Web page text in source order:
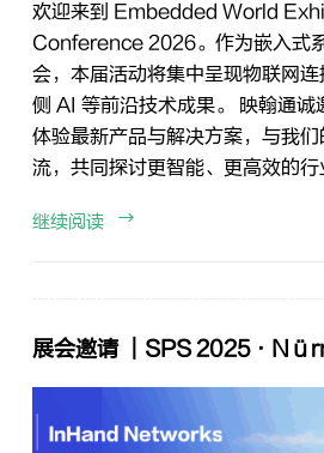
欢迎来到 Embedded World
Conference 2026。作为嵌入式
会，本届活动将集中呈现物联网
侧 AI 等前沿技术成果。 映翰通诚
体验最新产品与解决方案，与我
流，共同探讨更智能、更高效的行
继续阅读
展会邀请 ｜SPS